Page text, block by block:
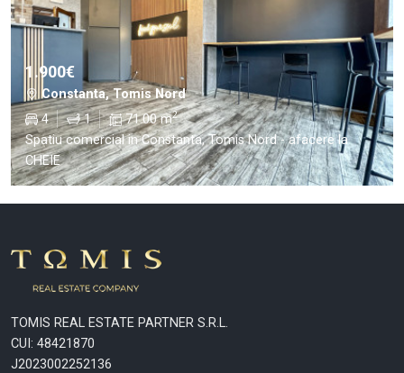
1.900€
Constanta, Tomis Nord
4
1 71.00 m2
Spatiu comercial in Constanta, Tomis Nord - afacere la
CHEIE
TOMIS REAL ESTATE PARTNER S.R.L.
CUI: 48421870
J2023002252136